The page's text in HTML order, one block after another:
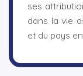
ses
dans la vie
et du pays